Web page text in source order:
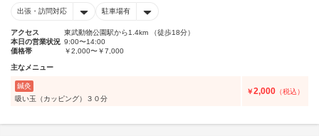
出張・訪問対応 駐車場有
アクセス
東武動物公園駅から1.4km （徒歩18分）
本日の営業状況 9:00〜14:00
価格帯
￥2,000〜￥7,000
主なメニュー
鍼灸
吸い玉（カッピング）３０分
￥2,000 （税込）